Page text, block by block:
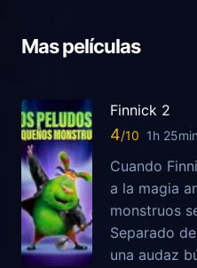
Mas películas
Finnick 2
4 1h 25min
Cuando
a la magia
monstruos
Separado
una audaz